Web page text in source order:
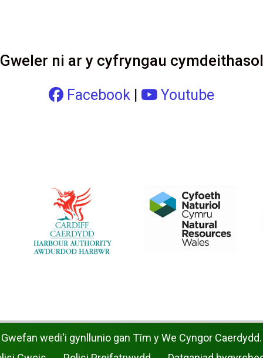
Gweler ni ar y cyfryngau cymdeithasol
Facebook Youtube
Gwefan wedi'i gynllunio gan Tȋm y We Cyngor Caerdydd.